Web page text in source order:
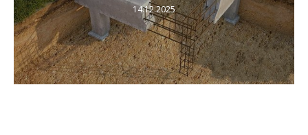
14.12.2025